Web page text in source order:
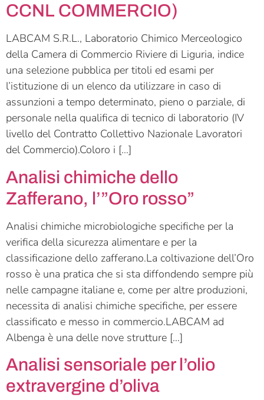
CCNL COMMERCIO)
LABCAM S.R.L., Laboratorio Chimico Merceologico
della Camera di Commercio Riviere di Liguria, indice
una selezione pubblica per titoli ed esami per
l’istituzione di un elenco da utilizzare in caso di
assunzioni a tempo determinato, pieno o parziale, di
personale nella qualifica di tecnico di laboratorio (IV
livello del Contratto Collettivo Nazionale Lavoratori
del Commercio).Coloro i […]
Analisi chimiche dello
Zafferano, l’”Oro rosso”
Analisi chimiche microbiologiche specifiche per la
verifica della sicurezza alimentare e per la
classificazione dello zafferano.La coltivazione dell’Oro
rosso è una pratica che si sta diffondendo sempre più
nelle campagne italiane e, come per altre produzioni,
necessita di analisi chimiche specifiche, per essere
classificato e messo in commercio.LABCAM ad
Albenga è una delle nove strutture […]
Analisi sensoriale per l’olio
extravergine d’oliva